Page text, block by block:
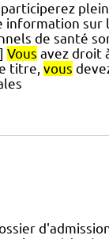
participerez
information sur
de santé
Vous avez droit
titre, vous